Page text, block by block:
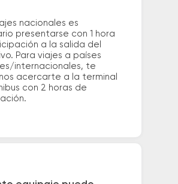
nacionales es
presentarse con 1 hora
a la salida del
Para viajes a países
internacionales, te
acercarte a la terminal
con 2 horas de